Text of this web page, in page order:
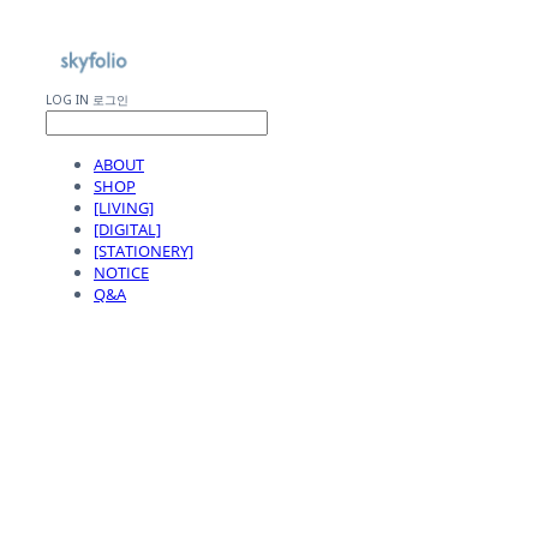
LOG IN 로그인
ABOUT
SHOP
[LIVING]
[DIGITAL]
[STATIONERY]
NOTICE
Q&A